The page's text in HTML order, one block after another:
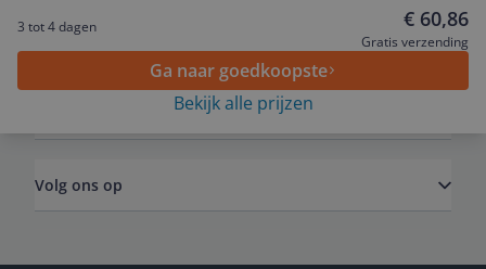
3 tot 4 dagen € 60,86
Gratis verzending
Ga naar goedkoopste
Bekijk alle prijzen
Algemeen
Volg ons op